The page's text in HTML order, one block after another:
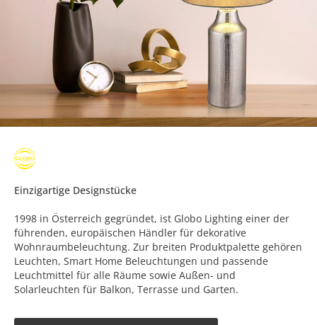
Einzigartige Designstücke
1998 in Österreich gegründet, ist Globo Lighting einer der
führenden, europäischen Händler für dekorative
Wohnraumbeleuchtung. Zur breiten Produktpalette gehören
Leuchten, Smart Home Beleuchtungen und passende
Leuchtmittel für alle Räume sowie Außen- und
Solarleuchten für Balkon, Terrasse und Garten.